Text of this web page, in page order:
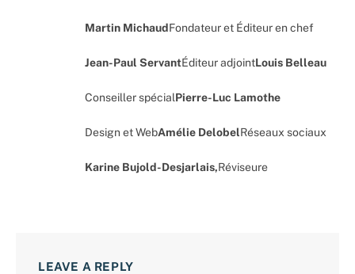
Martin MichaudFondateur et Éditeur en chef
Jean-Paul ServantÉditeur adjointLouis Belleau
Conseiller spécialPierre-Luc Lamothe
Design et WebAmélie DelobelRéseaux sociaux
Karine Bujold-Desjarlais,Réviseure
LEAVE A REPLY